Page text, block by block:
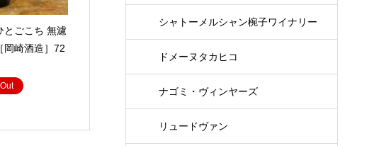
とごこち 無濾
岡崎酒造］72
シャトーメルシャン椀子ワイナリー
ドメーヌタカヒコ
ナゴミ・ヴィンヤーズ
リュードヴァン